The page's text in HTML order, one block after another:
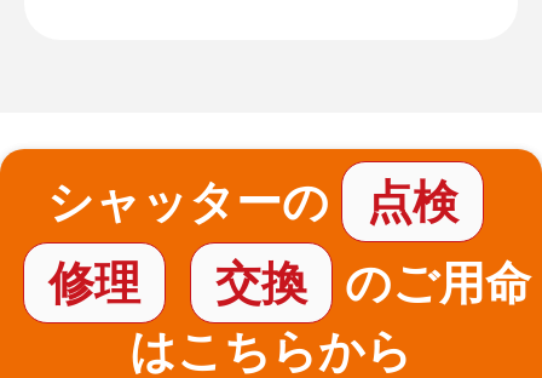
シャッターの
点検
修理
交換
のご用命
はこちらから